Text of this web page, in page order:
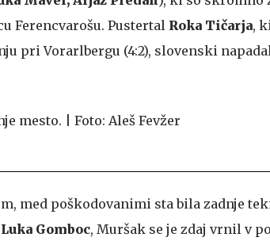
Ferencvarošu. Pustertal Roka Tičarja,
pri Vorarlbergu (4:2), slovenski
med poškodovanimi sta bila zadnje
Luka Gomboc, Muršak se je zdaj vrnil v